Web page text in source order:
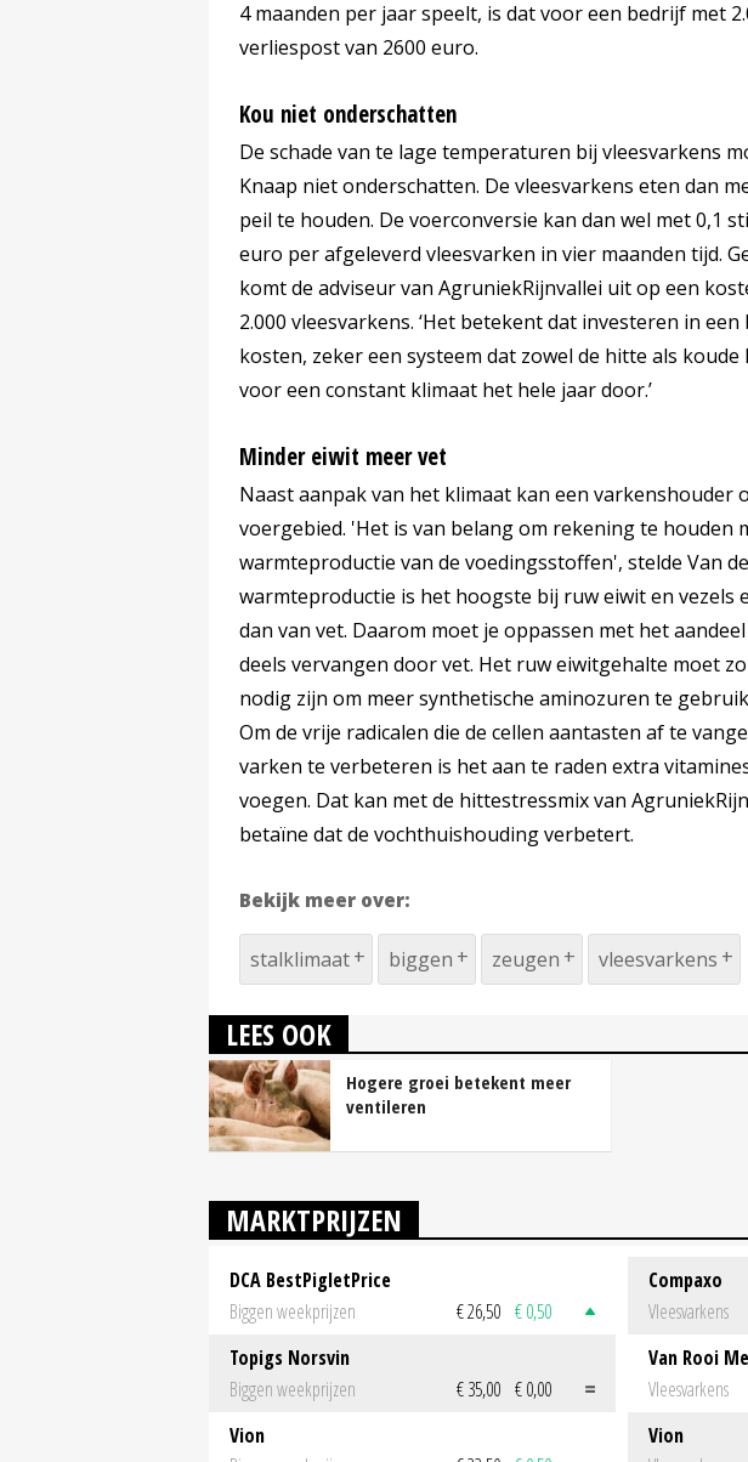
4 maanden per jaar speelt, is dat voor een bedrijf met
verliespost van 2600 euro.
Kou niet onderschatten
De schade van te lage temperaturen bij vleesvarkens
Knaap niet onderschatten. De vleesvarkens eten dan
peil te houden. De voerconversie kan dan wel met 0,1
euro per afgeleverd vleesvarken in vier maanden tijd.
komt de adviseur van AgruniekRijnvallei uit op een
2.000 vleesvarkens. ‘Het betekent dat investeren in
kosten, zeker een systeem dat zowel de hitte als
voor een constant klimaat het hele jaar door.’
Minder eiwit meer vet
Naast aanpak van het klimaat kan een varkenshouder
voergebied. 'Het is van belang om rekening te houden
warmteproductie van de voedingsstoffen', stelde Van
warmteproductie is het hoogste bij ruw eiwit en vezels
dan van vet. Daarom moet je oppassen met het
deels vervangen door vet. Het ruw eiwitgehalte moet
nodig zijn om meer synthetische aminozuren te
Om de vrije radicalen die de cellen aantasten af te
varken te verbeteren is het aan te raden extra
voegen. Dat kan met de hittestressmix van
betaïne dat de vochthuishouding verbetert.
Bekijk meer over:
stalklimaat biggen zeugen vleesvarkens
LEES OOK
Hogere groei betekent meer
ventileren
MARKTPRIJZEN
DCA BestPigletPrice
Biggen weekprijzen
€ 26,50 € 0,50
Topigs Norsvin
Biggen weekprijzen
€ 35,00 € 0,00
Vion
Compaxo
Vleesvarkens
Van Rooi
Vleesvarkens
Vion